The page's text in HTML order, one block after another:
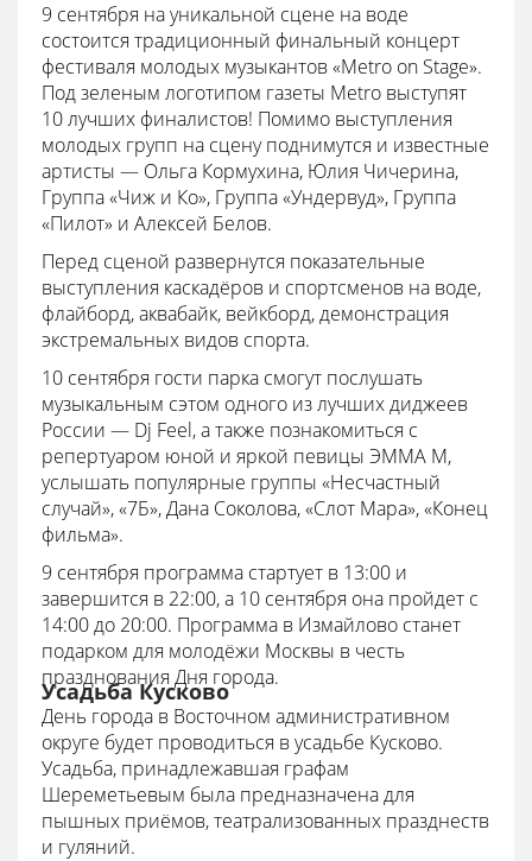
9 сентября на уникальной сцене на воде
состоится традиционный финальный концерт
фестиваля молодых музыкантов «Metro on Stage».
Под зеленым логотипом газеты Metro выступят
10 лучших финалистов! Помимо выступления
молодых групп на сцену поднимутся и известные
артисты — Ольга Кормухина, Юлия Чичерина,
Группа «Чиж и Ко», Группа «Ундервуд», Группа
«Пилот» и Алексей Белов.
Перед сценой развернутся показательные
выступления каскадёров и спортсменов на воде,
флайборд, аквабайк, вейкборд, демонстрация
экстремальных видов спорта.
10 сентября гости парка смогут послушать
музыкальным сэтом одного из лучших диджеев
России — Dj Feel, а также познакомиться с
репертуаром юной и яркой певицы ЭММА М,
услышать популярные группы «Несчастный
случай», «7Б», Дана Соколова, «Слот Мара», «Конец
фильма».
9 сентября программа стартует в 13:00 и
завершится в 22:00, а 10 сентября она пройдет с
14:00 до 20:00. Программа в Измайлово станет
подарком для молодёжи Москвы в честь
празднования Дня города.
Усадьба Кусково
День города в Восточном административном
округе будет проводиться в усадьбе Кусково.
Усадьба, принадлежавшая графам
Шереметьевым была предназначена для
пышных приёмов, театрализованных празднеств
и гуляний.